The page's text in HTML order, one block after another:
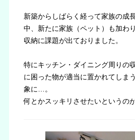
新築からしばらく経って家族の成
中、新たに家族（ペット）も加わり
収納に課題が出ておりました。
特にキッチン・ダイニング周りの
に困った物が適当に置かれてしま
象に…。
何とかスッキリさせたいというの